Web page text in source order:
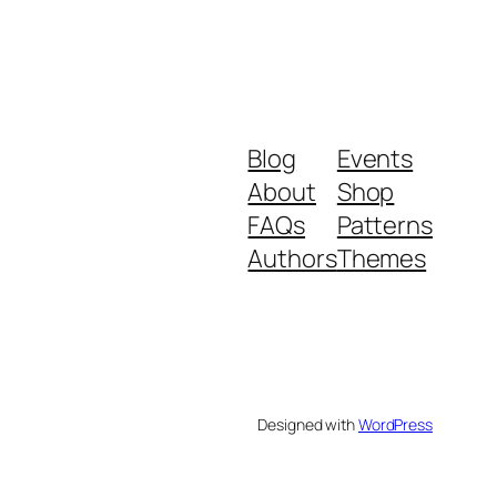
Blog
About
FAQs
Authors
Events
Shop
Patterns
Themes
Designed withWordPress